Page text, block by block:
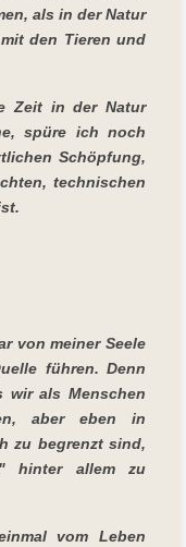
als in der Natur
den Tieren und
Zeit in der Natur
spüre ich noch
Schöpfung,
technischen
von meiner Seele
führen. Denn
wir als Menschen
aber eben in
zu begrenzt sind,
hinter allem zu
vom Leben